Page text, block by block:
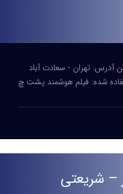
آدرس: تهران - سعادت آباد
– شریعتی